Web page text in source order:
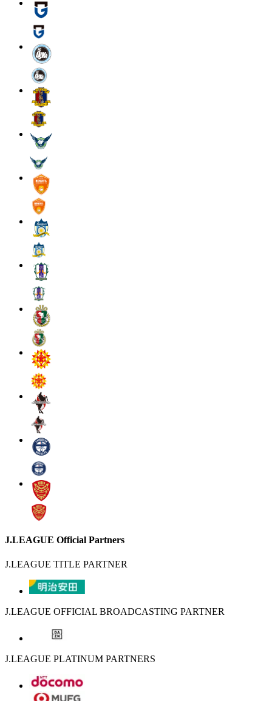
J.LEAGUE Official Partners
J.LEAGUE TITLE PARTNER
J.LEAGUE OFFICIAL BROADCASTING PARTNER
J.LEAGUE PLATINUM PARTNERS